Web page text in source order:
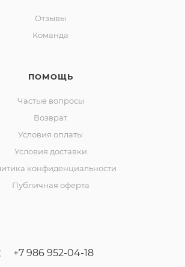
Отзывы
Команда
ПОМОЩЬ
Частые вопросы
Возврат
Условия оплаты
Условия доставки
конфиденциальности
Публичная оферта
+7 986 952-04-18